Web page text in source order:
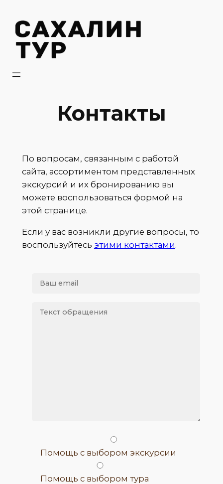
содержимому
Контакты
По вопросам, связанным с работой
сайта, ассортиментом представленных
экскурсий и их бронированию вы
можете воспользоваться формой на
этой странице.
Если у вас возникли другие вопросы, то
воспользуйтесь этими контактами.
Помощь с выбором экскурсии
Помощь с выбором тура